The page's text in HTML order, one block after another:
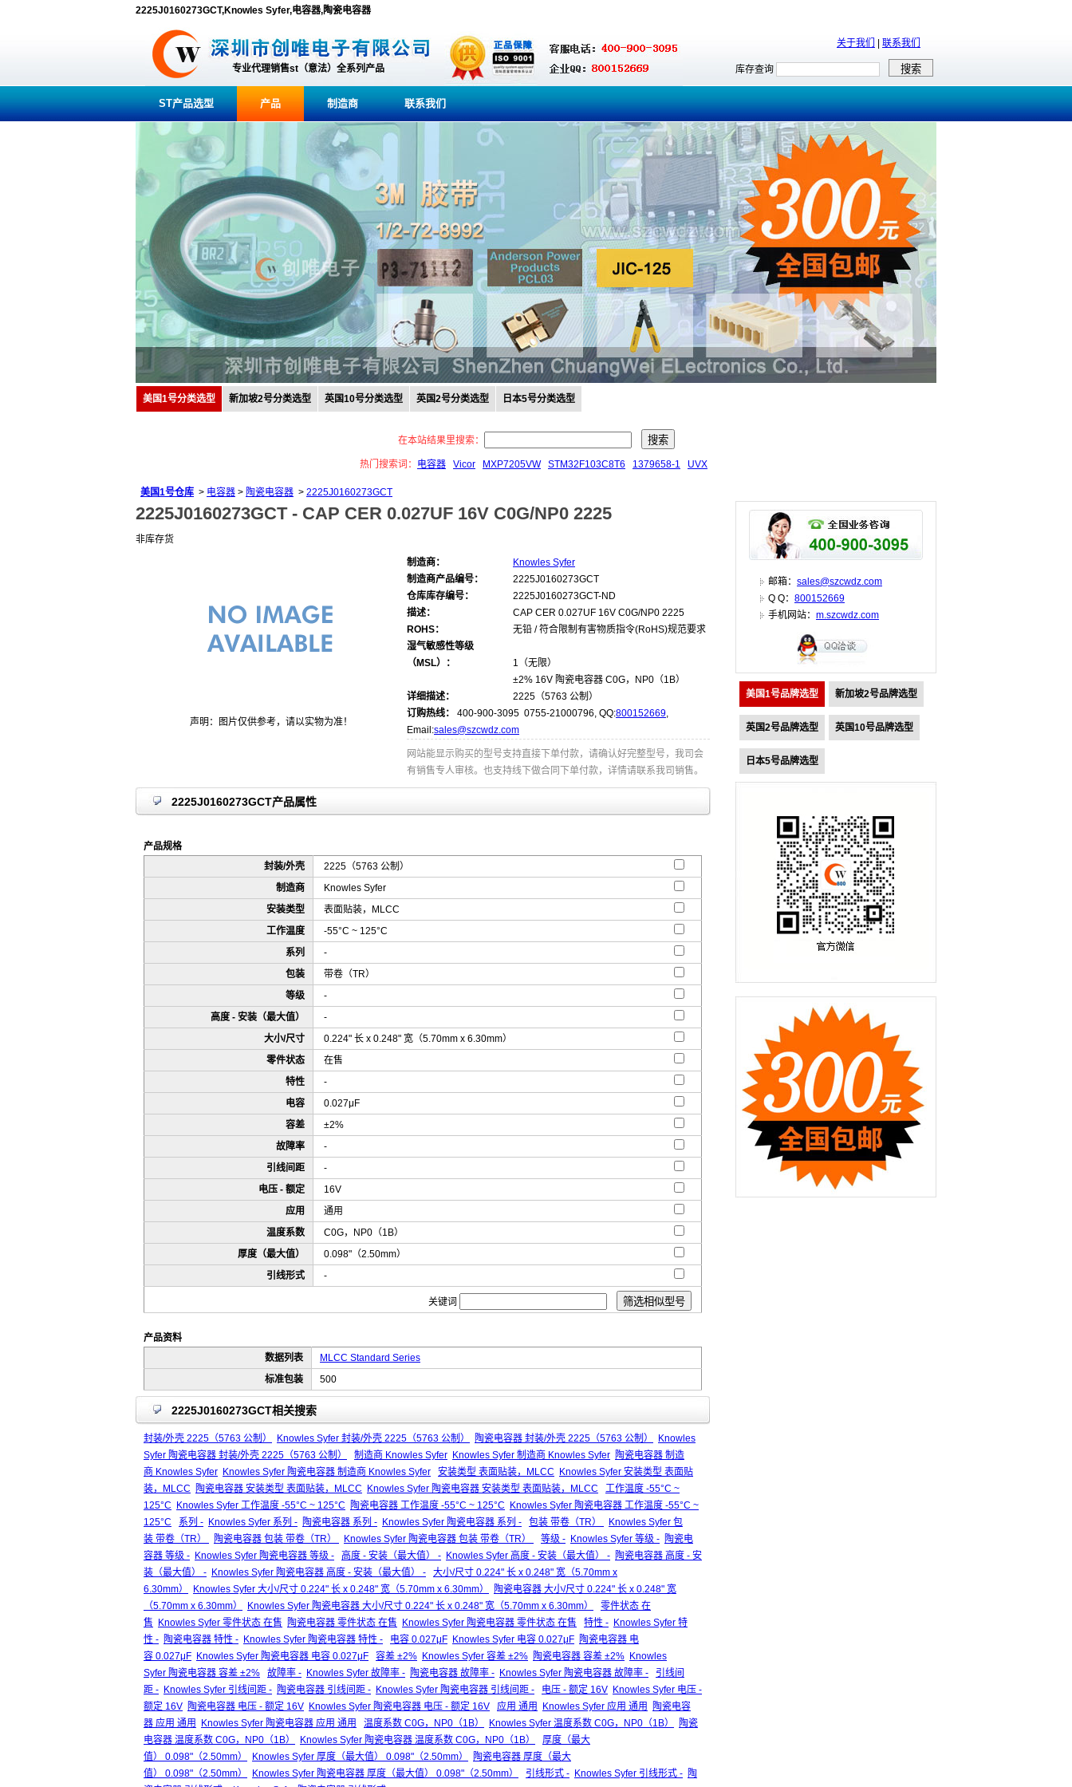
2225J0160273GCT,Knowles Syfer,电容器,陶瓷电容器
专业代理销售st（意法）全系列产品
关于我们 联系我们
库存查询
ST产品选型 产品 制造商 联系我们
美国1号分类选型 新加坡2号分类选型 英国10号分类选型 英国2号分类选型 日本5号分类选型
在本站结果里搜索：
热门搜索词： 电容器 Vicor MXP7205VW STM32F103C8T6 1379658-1 UVX
美国1号仓库 > 电容器 > 陶瓷电容器 > 2225J0160273GCT
2225J0160273GCT - CAP CER 0.027UF 16V C0G/NP0 2225
非库存货
声明：图片仅供参考，请以实物为准！
制造商：
Knowles Syfer
制造商产品编号：
2225J0160273GCT
仓库库存编号：
2225J0160273GCT-ND
描述：
CAP CER 0.027UF 16V C0G/NP0 2225
ROHS：
无铅 / 符合限制有害物质指令(RoHS)规范要求
湿气敏感性等级
（MSL）：
1（无限）
详细描述：
±2% 16V 陶瓷电容器 C0G，NP0（1B）
2225（5763 公制）
订购热线：
400-900-3095 0755-21000796, QQ:800152669,
Email:sales@szcwdz.com
网站能显示购买的型号支持直接下单付款，请确认好完整型号，我司会
有销售专人审核。也支持线下做合同下单付款，详情请联系我司销售。
2225J0160273GCT产品属性
产品规格
封装/外壳
2225（5763 公制）
制造商
Knowles Syfer
安装类型
表面贴装，MLCC
工作温度
-55°C ~ 125°C
系列
-
包装
带卷（TR）
等级
-
高度 - 安装（最大值）
-
大小/尺寸
0.224" 长 x 0.248" 宽（5.70mm x 6.30mm）
零件状态
在售
特性
-
电容
0.027μF
容差
±2%
故障率
-
引线间距
-
电压 - 额定
16V
应用
通用
温度系数
C0G，NP0（1B）
厚度（最大值）
0.098"（2.50mm）
引线形式
-
关键词
产品资料
数据列表
MLCC Standard Series
标准包装
500
2225J0160273GCT相关搜索
封装/外壳 2225（5763 公制） Knowles Syfer 封装/外壳 2225（5763 公制） 陶瓷电容器 封装/外壳 2225（5763 公制）
Knowles
Syfer 陶瓷电容器 封装/外壳 2225（5763 公制）
制造商 Knowles Syfer Knowles Syfer 制造商 Knowles Syfer 陶瓷电容器 制造
商 Knowles Syfer Knowles Syfer 陶瓷电容器 制造商 Knowles Syfer 安装类型 表面贴装，MLCC
Knowles Syfer 安装类型 表面贴
装，MLCC
陶瓷电容器 安装类型 表面贴装，MLCC Knowles Syfer 陶瓷电容器 安装类型 表面贴装，MLCC
工作温度 -55°C ~
125°C
Knowles Syfer 工作温度 -55°C ~ 125°C 陶瓷电容器 工作温度 -55°C ~ 125°C
Knowles Syfer 陶瓷电容器 工作温度 -55°C ~
125°C
系列 - Knowles Syfer 系列 - 陶瓷电容器 系列 - Knowles Syfer 陶瓷电容器 系列 - 包装 带卷（TR）
Knowles Syfer 包
装 带卷（TR）
陶瓷电容器 包装 带卷（TR） Knowles Syfer 陶瓷电容器 包装 带卷（TR） 等级 - Knowles Syfer 等级 - 陶瓷电
容器 等级 - Knowles Syfer 陶瓷电容器 等级 - 高度 - 安装（最大值） - Knowles Syfer 高度 - 安装（最大值） - 陶瓷电容器 高度 - 安
装（最大值） - Knowles Syfer 陶瓷电容器 高度 - 安装（最大值） -
大小/尺寸 0.224" 长 x 0.248" 宽（5.70mm x
6.30mm）
Knowles Syfer 大小/尺寸 0.224" 长 x 0.248" 宽（5.70mm x 6.30mm）
陶瓷电容器 大小/尺寸 0.224" 长 x 0.248" 宽
（5.70mm x 6.30mm）
Knowles Syfer 陶瓷电容器 大小/尺寸 0.224" 长 x 0.248" 宽（5.70mm x 6.30mm）
零件状态 在
售
Knowles Syfer 零件状态 在售 陶瓷电容器 零件状态 在售 Knowles Syfer 陶瓷电容器 零件状态 在售 特性 - Knowles Syfer 特
性 - 陶瓷电容器 特性 - Knowles Syfer 陶瓷电容器 特性 - 电容 0.027μF Knowles Syfer 电容 0.027μF 陶瓷电容器 电
容 0.027μF Knowles Syfer 陶瓷电容器 电容 0.027μF 容差 ±2% Knowles Syfer 容差 ±2% 陶瓷电容器 容差 ±2% Knowles
Syfer 陶瓷电容器 容差 ±2%
故障率 - Knowles Syfer 故障率 - 陶瓷电容器 故障率 - Knowles Syfer 陶瓷电容器 故障率 -
引线间
距 - Knowles Syfer 引线间距 - 陶瓷电容器 引线间距 - Knowles Syfer 陶瓷电容器 引线间距 - 电压 - 额定 16V Knowles Syfer 电压 -
额定 16V 陶瓷电容器 电压 - 额定 16V Knowles Syfer 陶瓷电容器 电压 - 额定 16V 应用 通用 Knowles Syfer 应用 通用
陶瓷电容
器 应用 通用
Knowles Syfer 陶瓷电容器 应用 通用 温度系数 C0G，NP0（1B） Knowles Syfer 温度系数 C0G，NP0（1B）
陶瓷
电容器 温度系数 C0G，NP0（1B）
Knowles Syfer 陶瓷电容器 温度系数 C0G，NP0（1B）
厚度（最大
值） 0.098"（2.50mm）
Knowles Syfer 厚度（最大值） 0.098"（2.50mm）
陶瓷电容器 厚度（最大
值） 0.098"（2.50mm）
Knowles Syfer 陶瓷电容器 厚度（最大值） 0.098"（2.50mm） 引线形式 - Knowles Syfer 引线形式 - 陶
邮箱： sales@szcwdz.com
Q Q： 800152669
手机网站： m.szcwdz.com
美国1号品牌选型 新加坡2号品牌选型
英国2号品牌选型 英国10号品牌选型
日本5号品牌选型